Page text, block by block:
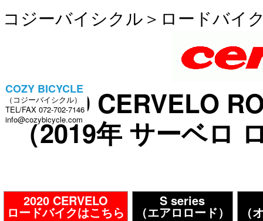
コジーバイシクル＞ ロードバイ
2019 CERVELO
（2019年 サーベロ
COZY BICYCLE
（コジーバイシクル）
TEL/FAX 072-702-7146
info@cozybicycle.com
2020 CERVELO
ロードバイクはこちら
S series
（エアロロード）
（